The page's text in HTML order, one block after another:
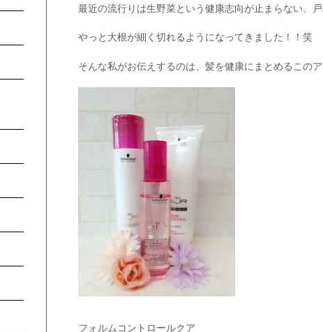
最近の流行りは生野菜という健康志向が止まらない、戸
やっと大根が細く切れるようになってきました！！笑
そんな私がお伝えするのは、髪を健康にまとめるこのア
フォルムコントロールクア